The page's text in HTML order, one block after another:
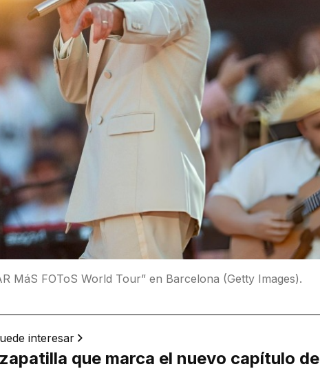
MáS FOToS World Tour” en Barcelona (Getty Images).
interesar
que marca el nuevo capítulo de